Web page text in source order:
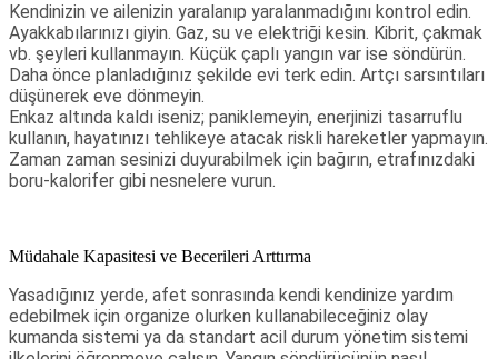
Kendinizin ve ailenizin yaralanıp yaralanmadığını kontrol edin.
Ayakkabılarınızı giyin. Gaz, su ve elektriği kesin. Kibrit, çakmak
vb. şeyleri kullanmayın. Küçük çaplı yangın var ise söndürün.
Daha önce planladığınız şekilde evi terk edin. Artçı sarsıntıları
düşünerek eve dönmeyin.
Enkaz altında kaldı iseniz; paniklemeyin, enerjinizi tasarruflu
kullanın, hayatınızı tehlikeye atacak riskli hareketler yapmayın.
Zaman zaman sesinizi duyurabilmek için bağırın, etrafınızdaki
boru-kalorifer gibi nesnelere vurun.
Müdahale Kapasitesi ve Becerileri Arttırma
Yasadığınız yerde, afet sonrasında kendi kendinize yardım
edebilmek için organize olurken kullanabileceğiniz olay
kumanda sistemi ya da standart acil durum yönetim sistemi